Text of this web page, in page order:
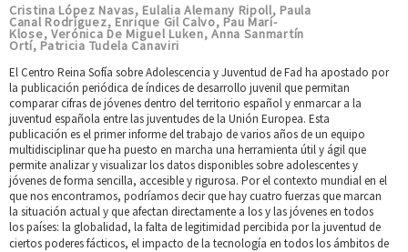
Cristina López Navas, Eulalia Alemany Ripoll, Paula
Canal Rodríguez, Enrique Gil Calvo, Pau Marí-
Klose, Verónica De Miguel Luken,Anna Sanmartín
Ortí, Patricia Tudela Canaviri
El Centro Reina Sofía sobre Adolescencia y Juventud de Fad ha apostado por
la publicación periódica de índices de desarrollo juvenil que permitan
comparar cifras de jóvenes dentro del territorio español y enmarcar a la
juventud española entre las juventudes de la Unión Europea. Esta
publicación es el primer informe del trabajo de varios años de un equipo
multidisciplinar que ha puesto en marcha una herramienta útil y ágil que
permite analizar y visualizar los datos disponibles sobre adolescentes y
jóvenes de forma sencilla, accesible y rigurosa. Por el contexto mundial en el
que nos encontramos, podríamos decir que hay cuatro fuerzas que marcan
la situación actual y que afectan directamente a los y las jóvenes en todos
los países: la globalidad, la falta de legitimidad percibida por la juventud de
ciertos poderes fácticos, el impacto de la tecnología en todos los ámbitos de